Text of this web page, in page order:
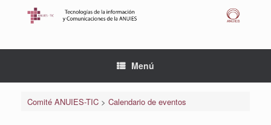
Menú
Comité ANUIES-TIC> Calendario de eventos